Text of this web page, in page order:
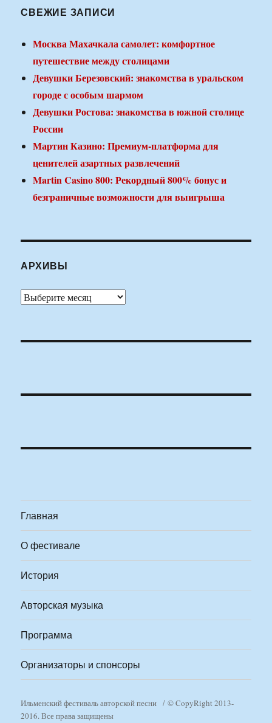
СВЕЖИЕ ЗАПИСИ
Москва Махачкала самолет: комфортное
путешествие между столицами
Девушки Березовский: знакомства в уральском
городе с особым шармом
Девушки Ростова: знакомства в южной столице
России
Мартин Казино: Премиум-платформа для
ценителей азартных развлечений
Martin Casino 800: Рекордный 800% бонус и
безграничные возможности для выигрыша
АРХИВЫ
Архивы
Главная
О фестивале
История
Авторская музыка
Программа
Организаторы и спонсоры
Ильменский фестиваль авторской песни
© CopyRight 2013-
2016. Все права защищены